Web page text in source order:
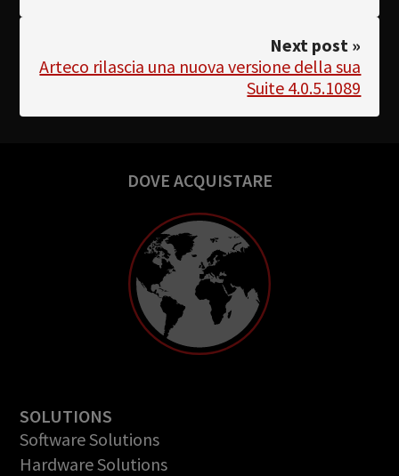
Next post »
Arteco rilascia una nuova versione della sua
Suite 4.0.5.1089
DOVE ACQUISTARE
SOLUTIONS
Software Solutions
Hardware Solutions